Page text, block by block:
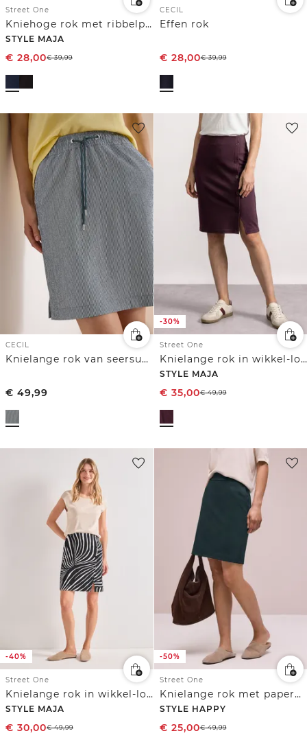
Street One
Kniehoge rok met ribbelpatroon
STYLE MAJA
€ 28,00€39,99
CECIL
Effen rok
€ 28,00€39,99
CECIL
Knielange rok van seersucker stof
€ 49,99
-30%
Street One
Knielange rok in wikkel-look
STYLE MAJA
€ 35,00€49,99
-40%
Street One
Knielange rok in wikkel-look
STYLE MAJA
€ 30,00€49,99
-50%
Street One
Knielange rok met paperbag tailleband
STYLE HAPPY
€ 25,00€49,99